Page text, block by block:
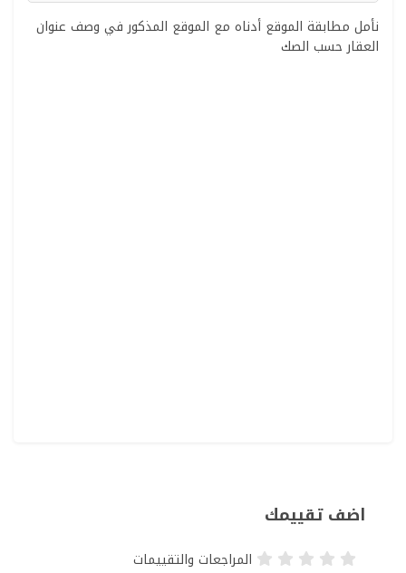
نأمل مطابقة الموقع أدناه مع الموقع المذكور في وصف عنوان
العقار حسب الصك
اضف تقييمك
المراجعات والتقييمات